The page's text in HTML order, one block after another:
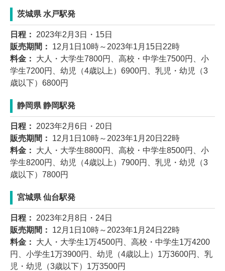
茨城県 水戸駅発
日程： 2023年2月3日・15日
販売期間： 12月1日10時～2023年1月15日22時
料金： 大人・大学生7800円、高校・中学生7500円、小
学生7200円、幼児（4歳以上）6900円、乳児・幼児（3
歳以下）6800円
静岡県 静岡駅発
日程： 2023年2月6日・20日
販売期間： 12月1日10時～2023年1月20日22時
料金： 大人・大学生8800円、高校・中学生8500円、小
学生8200円、幼児（4歳以上）7900円、乳児・幼児（3
歳以下）7800円
宮城県 仙台駅発
日程： 2023年2月8日・24日
販売期間： 12月1日10時～2023年1月24日22時
料金： 大人・大学生1万4500円、高校・中学生1万4200
円、小学生1万3900円、幼児（4歳以上）1万3600円、乳
児・幼児（3歳以下）1万3500円